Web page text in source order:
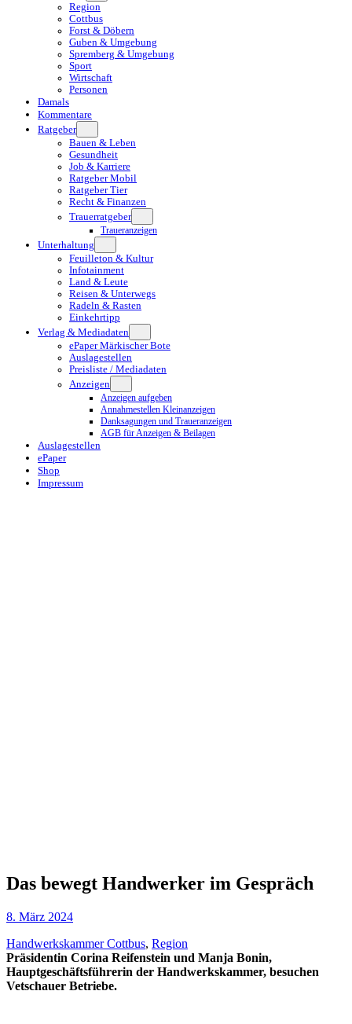
Region
Cottbus
Forst & Döbern
Guben & Umgebung
Spremberg & Umgebung
Sport
Wirtschaft
Personen
Damals
Kommentare
Ratgeber
Bauen & Leben
Gesundheit
Job & Karriere
Ratgeber Mobil
Ratgeber Tier
Recht & Finanzen
Trauerratgeber
Traueranzeigen
Unterhaltung
Feuilleton & Kultur
Infotainment
Land & Leute
Reisen & Unterwegs
Radeln & Rasten
Einkehrtipp
Verlag & Mediadaten
ePaper Märkischer Bote
Auslagestellen
Preisliste / Mediadaten
Anzeigen
Anzeigen aufgeben
Annahmestellen Kleinanzeigen
Danksagungen und Traueranzeigen
AGB für Anzeigen & Beilagen
Auslagestellen
ePaper
Shop
Impressum
Das bewegt Handwerker im Gespräch
8. März 2024
Handwerkskammer Cottbus, Region
Präsidentin Corina Reifenstein und Manja Bonin,
Hauptgeschäftsführerin der Handwerkskammer, besuchen
Vetschauer Betriebe.